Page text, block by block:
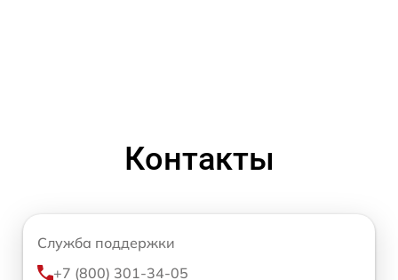
Контакты
Служба поддержки
+7 (800) 301-34-05